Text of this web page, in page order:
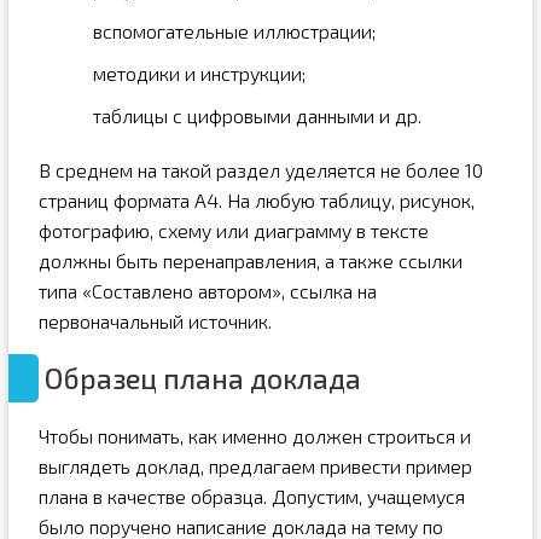
вспомогательные иллюстрации;
методики и инструкции;
таблицы с цифровыми данными и др.
В среднем на такой раздел уделяется не более 10
страниц формата А4. На любую таблицу, рисунок,
фотографию, схему или диаграмму в тексте
должны быть перенаправления, а также ссылки
типа «Составлено автором», ссылка на
первоначальный источник.
Образец плана доклада
Чтобы понимать, как именно должен строиться и
выглядеть доклад, предлагаем привести пример
плана в качестве образца. Допустим, учащемуся
было поручено написание доклада на тему по